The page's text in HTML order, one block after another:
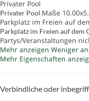
Privater Pool
Privater Pool Maße
Parkplatz im Freien auf
Parkplatz im Freien auf dem
Partys/Veranstaltungen
Mehr anzeigen Weniger
Mehr Eigenschaften
Verbindliche oder